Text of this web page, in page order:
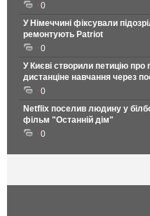
0
У Німеччині фіксували
ремонтують Patriot
0
У Києві створили петицію про
дистанціне навчання через
0
Netflix поселив людину у
фільм "Останній дім"
0